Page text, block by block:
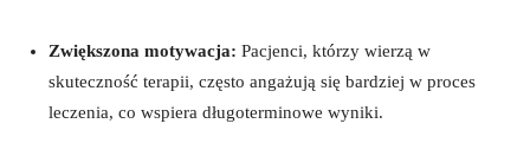
Zwiększona motywacja: Pacjenci, którzy wierzą w
skuteczność terapii, często angażują się bardziej w proces
leczenia, co wspiera długoterminowe wyniki.